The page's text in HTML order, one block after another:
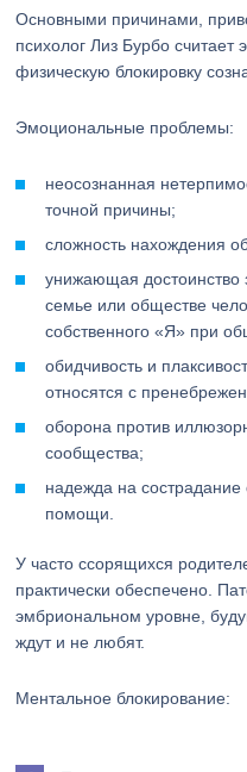
Основными причинами,
психолог Лиз Бурбо
физическую блокировку
Эмоциональные проблемы:
неосознанная
точной причины;
сложность нахождения
унижающая достоинство
семье или обществе
собственного «Я» при
обидчивость и
относятся с
оборона против
сообщества;
надежда на
помощи.
У часто ссорящихся
практически обеспечено.
эмбриональном уровне,
ждут и не любят.
Ментальное блокирование: